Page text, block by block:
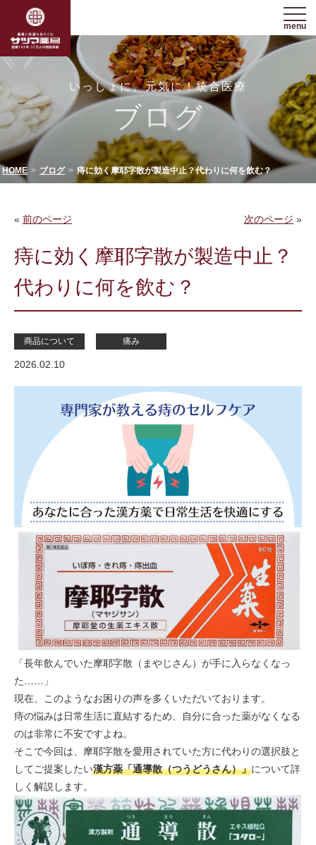
menu
いっしょに、元気に！統合医療
ブログ
HOME ブログ 痔に効く摩耶字散が製造中止？代わりに何を飲む？
« 前のページ 次のページ »
痔に効く摩耶字散が製造中止？
代わりに何を飲む？
商品について 痛み
2026.02.10
「長年飲んでいた摩耶字散（まやじさん）が手に入らなくなっ
た……」
現在、このようなお困りの声を多くいただいております。
痔の悩みは日常生活に直結するため、自分に合った薬がなくなる
のは非常に不安ですよね。
そこで今回は、摩耶字散を愛用されていた方に代わりの選択肢と
してご提案したい漢方薬「通導散（つうどうさん）」について詳
しく解説します。